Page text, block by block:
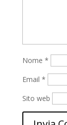
Nome *
Email *
Sito web